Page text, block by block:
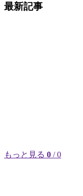
最新記事
もっと見る 0 / 0